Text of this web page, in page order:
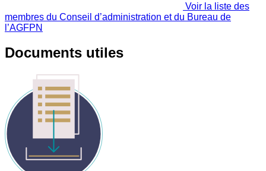
Voir la liste des
membres du Conseil d’administration et du Bureau de
l’AGFPN
Documents utiles